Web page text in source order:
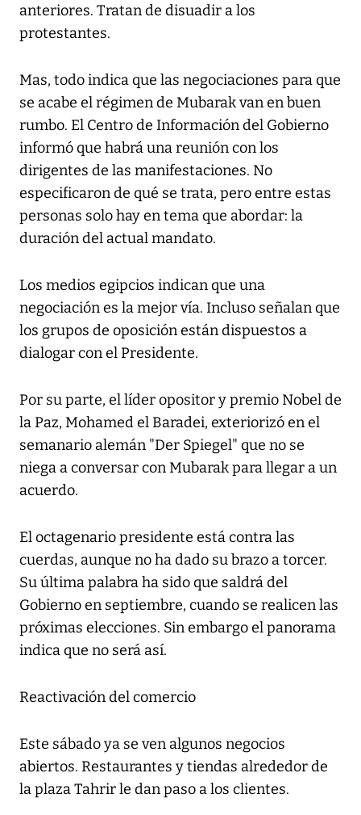
anteriores. Tratan de disuadir a los
protestantes.
Mas, todo indica que las negociaciones para que
se acabe el régimen de Mubarak van en buen
rumbo. El Centro de Información del Gobierno
informó que habrá una reunión con los
dirigentes de las manifestaciones. No
especificaron de qué se trata, pero entre estas
personas solo hay en tema que abordar: la
duración del actual mandato.
Los medios egipcios indican que una
negociación es la mejor vía. Incluso señalan que
los grupos de oposición están dispuestos a
dialogar con el Presidente.
Por su parte, el líder opositor y premio Nobel de
la Paz, Mohamed el Baradei, exteriorizó en el
semanario alemán "Der Spiegel" que no se
niega a conversar con Mubarak para llegar a un
acuerdo.
El octagenario presidente está contra las
cuerdas, aunque no ha dado su brazo a torcer.
Su última palabra ha sido que saldrá del
Gobierno en septiembre, cuando se realicen las
próximas elecciones. Sin embargo el panorama
indica que no será así.
Reactivación del comercio
Este sábado ya se ven algunos negocios
abiertos. Restaurantes y tiendas alrededor de
la plaza Tahrir le dan paso a los clientes.